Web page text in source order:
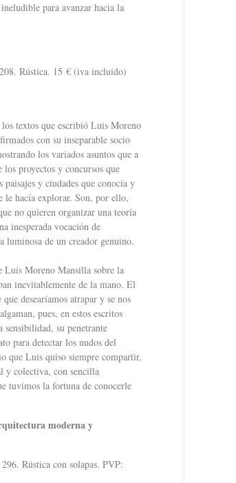
para avanzar hacia la
Rústica. 15 € (iva incluido)
textos que escribió Luis Moreno
con su inseparable socio
los variados asuntos que a
proyectos y concursos que
y ciudades que conocía y
le hacía explorar. Son, por ello,
no quieren organizar una teoría
inesperada vocación de
luminosa de un creador genuino.
Luis Moreno Mansilla sobre la
inevitablemente de la mano. El
desearíamos atrapar y se nos
pues, en estos escritos
su penetrante
para detectar los nudos del
que Luis quiso siempre compartir,
y colectiva, con sencilla
tuvimos la fortuna de conocerle
moderna y
Rústica con solapas. PVP: